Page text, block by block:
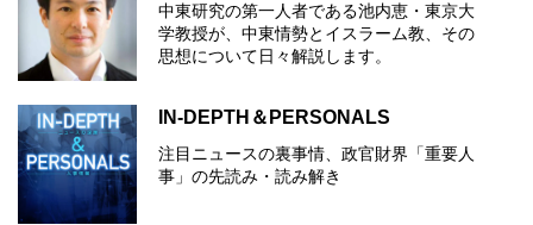
中東研究の第⼀⼈者である池内恵・東京⼤
学教授が、中東情勢とイスラーム教、その
思想について⽇々解説します。
IN-DEPTH＆PERSONALS
注目ニュースの裏事情、政官財界「重要人
事」の先読み・読み解き